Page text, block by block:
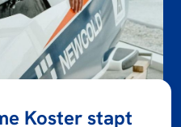
Koster stapt